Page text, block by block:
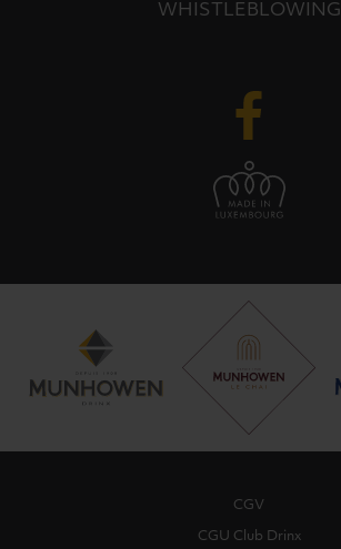
WHISTLEBLOWING
CGV
CGU Club Drinx